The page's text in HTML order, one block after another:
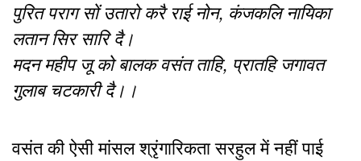
पुरित पराग सों उतारो करै राई नोन, कंजकलि नायिका
लतान सिर सारि दै।
मदन महीप जू को बालक वसंत ताहि, प्रातहि जगावत
गुलाब चटकारी दै।।
वसंत की ऐसी मांसल श्रृंगारिकता सरहुल में नहीं पाई